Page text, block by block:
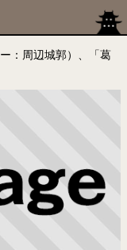
：周辺城郭）、「葛